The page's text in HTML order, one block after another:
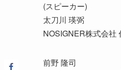
(スピーカー)
太刀川 瑛弼
NOSIGNER株式会社
前野 隆司